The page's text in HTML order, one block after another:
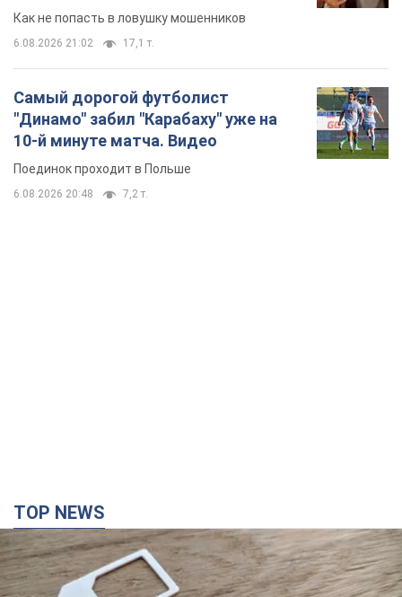
Как не попасть в ловушку мошенников
6.08.2026 21:02 17,1 т.
Самый дорогой футболист
"Динамо" забил "Карабаху" уже на
10-й минуте матча. Видео
Поединок проходит в Польше
6.08.2026 20:48 7,2 т.
TOP NEWS